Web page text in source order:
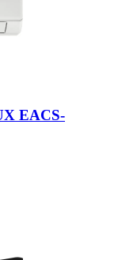
EACS-